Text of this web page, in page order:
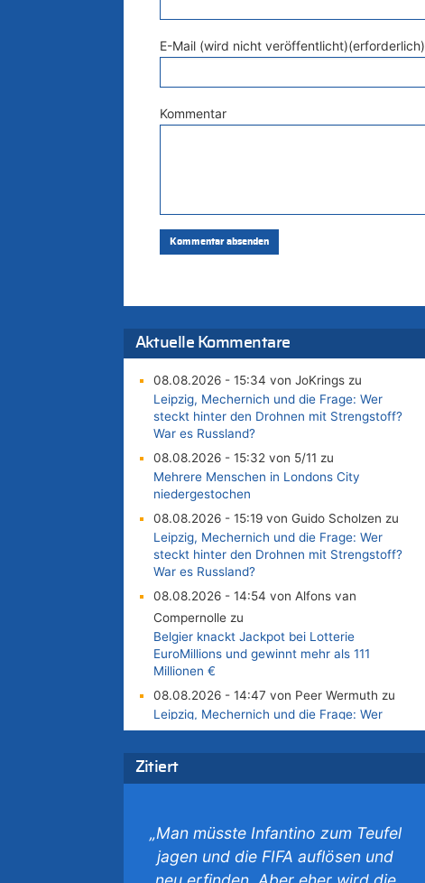
E-Mail (wird nicht veröffentlicht)(erforderlich)
Kommentar
Aktuelle Kommentare
08.08.2026 - 15:34 von JoKrings zu
Leipzig, Mechernich und die Frage: Wer
steckt hinter den Drohnen mit Strengstoff?
War es Russland?
08.08.2026 - 15:32 von 5/11 zu
Mehrere Menschen in Londons City
niedergestochen
08.08.2026 - 15:19 von Guido Scholzen zu
Leipzig, Mechernich und die Frage: Wer
steckt hinter den Drohnen mit Strengstoff?
War es Russland?
08.08.2026 - 14:54 von Alfons van
Compernolle zu
Belgier knackt Jackpot bei Lotterie
EuroMillions und gewinnt mehr als 111
Millionen €
08.08.2026 - 14:47 von Peer Wermuth zu
Leipzig, Mechernich und die Frage: Wer
steckt hinter den Drohnen mit Strengstoff?
08.08.2026 - 14:29 von Achso Dax zu
Untersuchung von Vias
08.08.2026 - 13:23 von Hugo Egon Bernhard
von Sinnen zu
Zitiert
„Man müsste Infantino zum Teufel
jagen und die FIFA auflösen und